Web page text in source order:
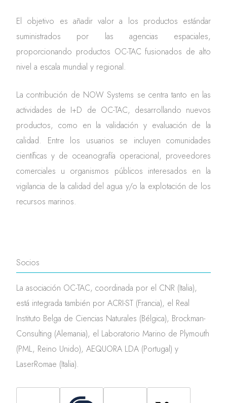
El objetivo es añadir valor a los productos estándar
suministrados por las agencias espaciales,
proporcionando productos OC-TAC fusionados de alto
nivel a escala mundial y regional.
La contribución de NOW Systems se centra tanto en las
actividades de I+D de OC-TAC, desarrollando nuevos
productos, como en la validación y evaluación de la
calidad. Entre los usuarios se incluyen comunidades
científicas y de oceanografía operacional, proveedores
comerciales u organismos públicos interesados en la
vigilancia de la calidad del agua y/o la explotación de los
recursos marinos.
Socios
La asociación OC-TAC, coordinada por el CNR (Italia),
está integrada también por ACRI-ST (Francia), el Real
Instituto Belga de Ciencias Naturales (Bélgica), Brockman-
Consulting (Alemania), el Laboratorio Marino de Plymouth
(PML, Reino Unido), AEQUORA LDA (Portugal) y
LaserRomae (Italia).